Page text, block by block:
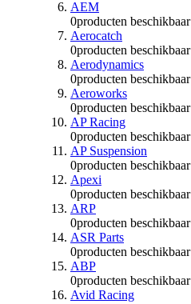
AEM
0producten beschikbaar
Aerocatch
0producten beschikbaar
Aerodynamics
0producten beschikbaar
Aeroworks
0producten beschikbaar
AP Racing
0producten beschikbaar
AP Suspension
0producten beschikbaar
Apexi
0producten beschikbaar
ARP
0producten beschikbaar
ASR Parts
0producten beschikbaar
ABP
0producten beschikbaar
Avid Racing